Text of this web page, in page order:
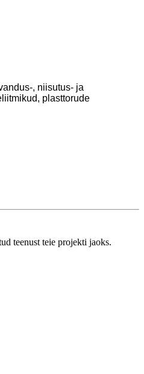
, niisutus- ja
plasttorude
teenust teie projekti jaoks.